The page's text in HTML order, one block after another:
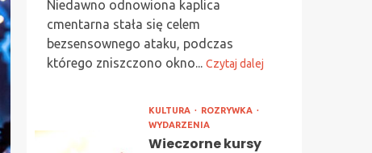
Niedawno odnowiona kaplica
cmentarna stała się celem
bezsensownego ataku, podczas
którego zniszczono okno... Czytaj dalej
KULTURA
ROZRYWKA
WYDARZENIA
Wieczorne kursy